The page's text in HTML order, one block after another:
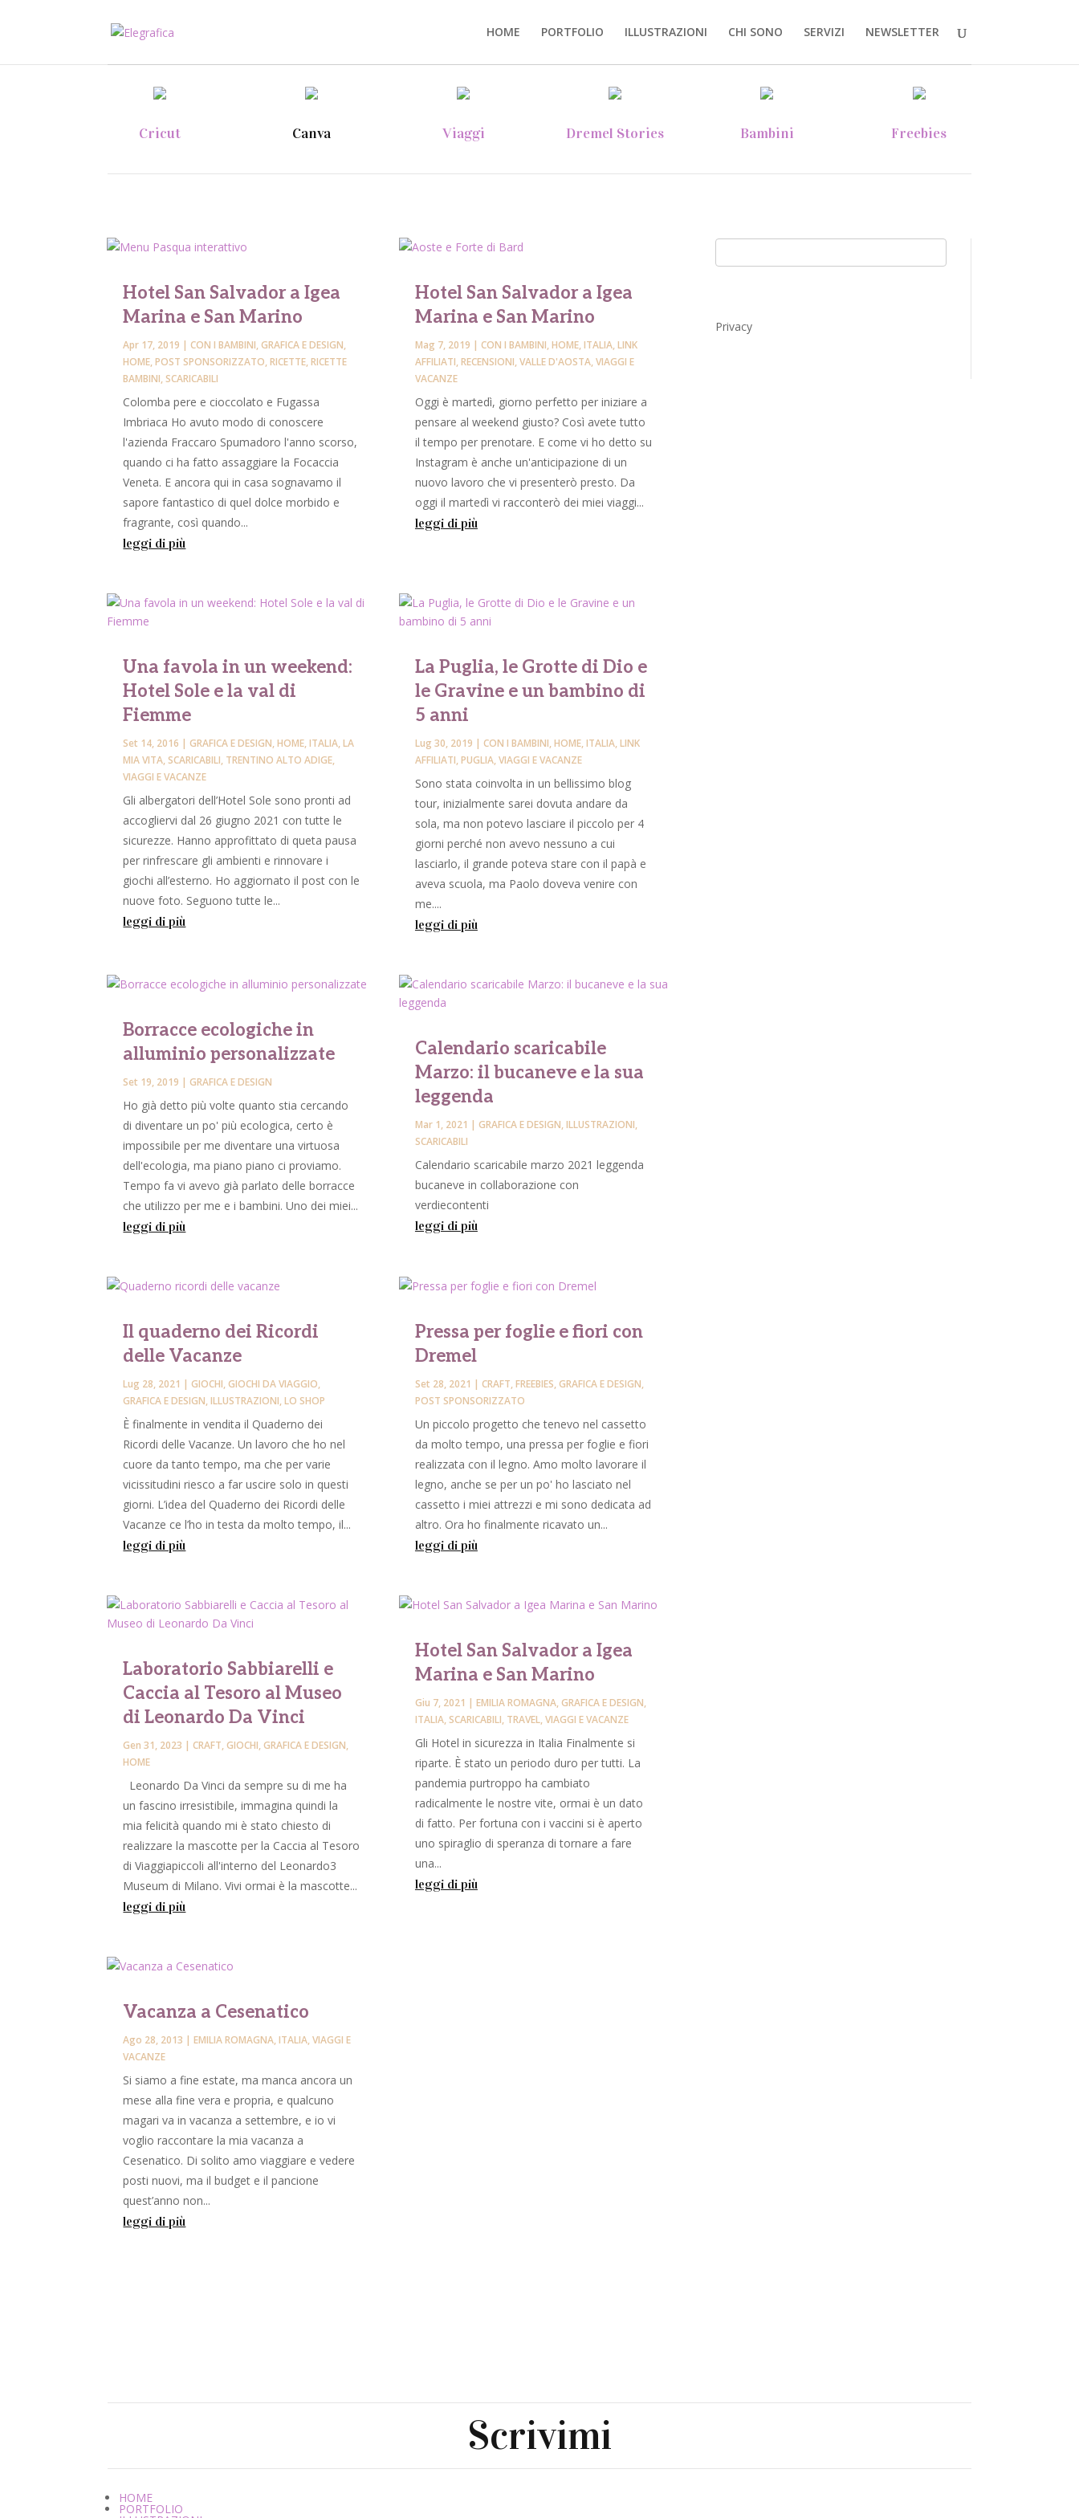
HOME PORTFOLIO ILLUSTRAZIONI CHI SONO SERVIZI NEWSLETTER
Cricut Canva Viaggi Dremel Stories Bambini Freebies
Hotel San Salvador a Igea
Marina e San Marino
Apr 17, 2019 |CON I BAMBINI,GRAFICA E DESIGN,
HOME,POST SPONSORIZZATO,RICETTE,RICETTE
BAMBINI,SCARICABILI
Colomba pere e cioccolato e Fugassa
Imbriaca Ho avuto modo di conoscere
l'azienda Fraccaro Spumadoro l'anno scorso,
quando ci ha fatto assaggiare la Focaccia
Veneta. E ancora qui in casa sognavamo il
sapore fantastico di quel dolce morbido e
fragrante, così quando...
leggi di più
Hotel San Salvador a Igea
Marina e San Marino
Mag 7, 2019 | CON I BAMBINI,HOME,ITALIA,LINK
AFFILIATI,RECENSIONI,VALLE D'AOSTA,VIAGGI E
VACANZE
Oggi è martedì, giorno perfetto per iniziare a
pensare al weekend giusto? Così avete tutto
il tempo per prenotare. E come vi ho detto su
Instagram è anche un'anticipazione di un
nuovo lavoro che vi presenterò presto. Da
oggi il martedì vi racconterò dei miei viaggi...
leggi di più
Una favola in un weekend:
Hotel Sole e la val di
Fiemme
Set 14, 2016 |GRAFICA E DESIGN,HOME,ITALIA,LA
MIA VITA,SCARICABILI, TRENTINO ALTO ADIGE,
VIAGGI E VACANZE
Gli albergatori dell’Hotel Sole sono pronti ad
accogliervi dal 26 giugno 2021 con tutte le
sicurezze. Hanno approfittato di queta pausa
per rinfrescare gli ambienti e rinnovare i
giochi all’esterno. Ho aggiornato il post con le
nuove foto. Seguono tutte le...
leggi di più
La Puglia, le Grotte di Dio e
le Gravine e un bambino di
5 anni
Lug 30, 2019 | CON I BAMBINI,HOME,ITALIA,LINK
AFFILIATI,PUGLIA,VIAGGI E VACANZE
Sono stata coinvolta in un bellissimo blog
tour, inizialmente sarei dovuta andare da
sola, ma non potevo lasciare il piccolo per 4
giorni perché non avevo nessuno a cui
lasciarlo, il grande poteva stare con il papà e
aveva scuola, ma Paolo doveva venire con
me....
leggi di più
Borracce ecologiche in
alluminio personalizzate
Set 19, 2019 |GRAFICA E DESIGN
Ho già detto più volte quanto stia cercando
di diventare un po' più ecologica, certo è
impossibile per me diventare una virtuosa
dell'ecologia, ma piano piano ci proviamo.
Tempo fa vi avevo già parlato delle borracce
che utilizzo per me e i bambini. Uno dei miei...
leggi di più
Calendario scaricabile
Marzo: il bucaneve e la sua
leggenda
Mar 1, 2021 | GRAFICA E DESIGN,ILLUSTRAZIONI,
SCARICABILI
Calendario scaricabile marzo 2021 leggenda
bucaneve in collaborazione con
verdiecontenti
leggi di più
Il quaderno dei Ricordi
delle Vacanze
Lug 28, 2021 |GIOCHI,GIOCHI DA VIAGGIO,
GRAFICA E DESIGN,ILLUSTRAZIONI,LO SHOP
È finalmente in vendita il Quaderno dei
Ricordi delle Vacanze. Un lavoro che ho nel
cuore da tanto tempo, ma che per varie
vicissitudini riesco a far uscire solo in questi
giorni. L’idea del Quaderno dei Ricordi delle
Vacanze ce l’ho in testa da molto tempo, il...
leggi di più
Pressa per foglie e fiori con
Dremel
Set 28, 2021 | CRAFT,FREEBIES,GRAFICA E DESIGN,
POST SPONSORIZZATO
Un piccolo progetto che tenevo nel cassetto
da molto tempo, una pressa per foglie e fiori
realizzata con il legno. Amo molto lavorare il
legno, anche se per un po' ho lasciato nel
cassetto i miei attrezzi e mi sono dedicata ad
altro. Ora ho finalmente ricavato un...
leggi di più
Laboratorio Sabbiarelli e
Caccia al Tesoro al Museo
di Leonardo Da Vinci
Gen 31, 2023 |CRAFT,GIOCHI,GRAFICA E DESIGN,
HOME
Leonardo Da Vinci da sempre su di me ha
un fascino irresistibile, immagina quindi la
mia felicità quando mi è stato chiesto di
realizzare la mascotte per la Caccia al Tesoro
di Viaggiapiccoli all'interno del Leonardo3
Museum di Milano. Vivi ormai è la mascotte...
leggi di più
Hotel San Salvador a Igea
Marina e San Marino
Giu 7, 2021 | EMILIA ROMAGNA,GRAFICA E DESIGN,
ITALIA,SCARICABILI, TRAVEL,VIAGGI E VACANZE
Gli Hotel in sicurezza in Italia Finalmente si
riparte. È stato un periodo duro per tutti. La
pandemia purtroppo ha cambiato
radicalmente le nostre vite, ormai è un dato
di fatto. Per fortuna con i vaccini si è aperto
uno spiraglio di speranza di tornare a fare
una...
leggi di più
Vacanza a Cesenatico
Ago 28, 2013 |EMILIA ROMAGNA,ITALIA,VIAGGI E
VACANZE
Si siamo a fine estate, ma manca ancora un
mese alla fine vera e propria, e qualcuno
magari va in vacanza a settembre, e io vi
voglio raccontare la mia vacanza a
Cesenatico. Di solito amo viaggiare e vedere
posti nuovi, ma il budget e il pancione
quest’anno non...
leggi di più
Privacy
Scrivimi
HOME
PORTFOLIO